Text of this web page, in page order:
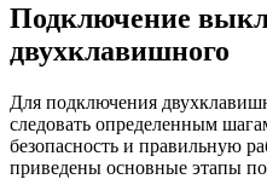
Подключение
двухклавишного
Для подключения
следовать определенным
безопасность и правильную
приведены основные этапы